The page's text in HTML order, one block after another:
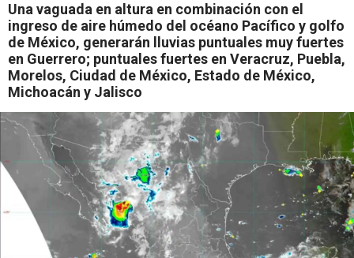
u
e
d
a
Una vaguada en altura en combinación con el
ingreso de aire húmedo del océano Pacífico y golfo
de México, generarán lluvias puntuales muy fuertes
en Guerrero; puntuales fuertes en Veracruz, Puebla,
Morelos, Ciudad de México, Estado de México,
Michoacán y Jalisco